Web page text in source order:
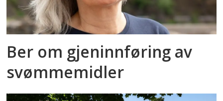
Ber om gjeninnføring av
svømmemidler